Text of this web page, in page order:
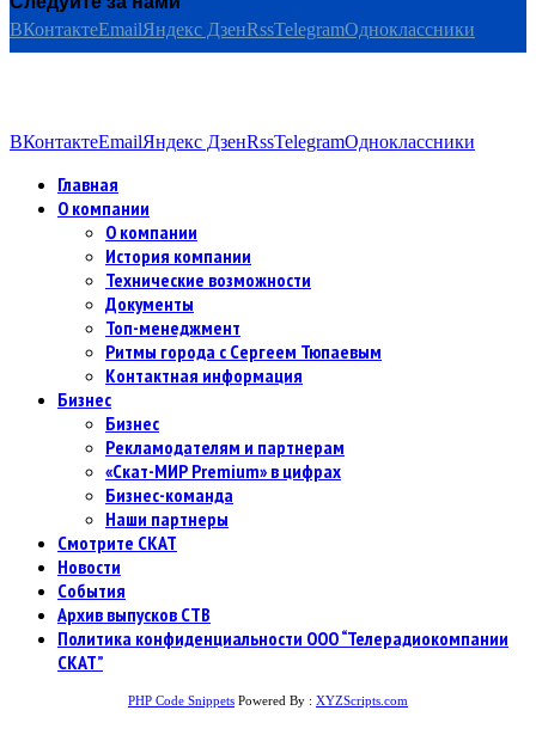
ВКонтактеEmailЯндекс ДзенRssTelegramОдноклассники
ВКонтактеEmailЯндекс ДзенRssTelegramОдноклассники
Главная
О компании
О компании
История компании
Технические возможности
Документы
Топ-менеджмент
Ритмы города с Сергеем Тюпаевым
Контактная информация
Бизнес
Бизнес
Рекламодателям и партнерам
«Скат-МИР Premium» в цифрах
Бизнес-команда
Наши партнеры
Смотрите СКАТ
Новости
События
Архив выпусков СТВ
Политика конфиденциальности ООО “Телерадиокомпании
СКАТ”
PHP Code Snippets Powered By : XYZScripts.com